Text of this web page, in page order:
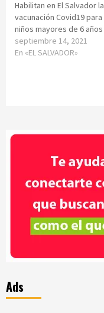
Habilitan en El Salvador la
vacunación Covid19 para
niños mayores de 6 años
septiembre 14, 2021
En «EL SALVADOR»
Ads